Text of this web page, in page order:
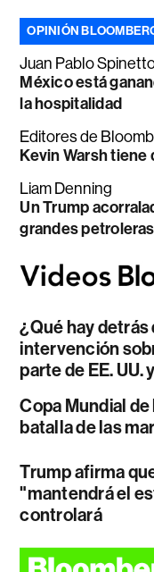
OPINIÓN
Juan Pablo
México está
la hospitalidad
Editores de
Kevin Warsh
Liam Denning
Un Trump
grandes petroleras
¿Qué hay detrás
intervención
parte de EE. UU.
Copa Mundial de
batalla de las
Trump afirma
"mantendrá el
controlará